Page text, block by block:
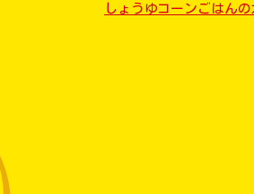
しょうゆコーンごはんの